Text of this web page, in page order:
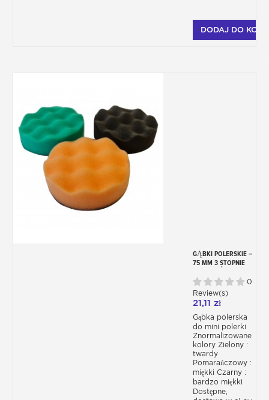
DODAJ DO
GĄBKI POLERSKIE –
75 MM 3 STOPNIE
0
Review(s)
21,11 zł
Gąbka polerska
do mini polerki
Znormalizowane
kolory Zielony :
twardy
Pomarańczowy :
miękki Czarny :
bardzo miękki
Dostępne,